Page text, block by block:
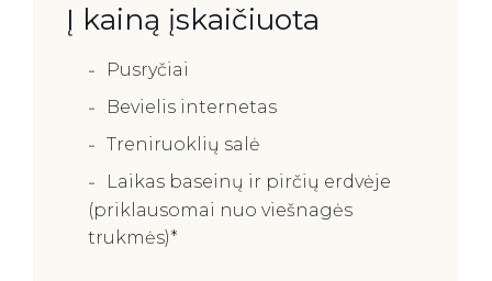
Į kainą įskaičiuota
Pusryčiai
Bevielis internetas
Treniruoklių salė
Laikas baseinų ir pirčių erdvėje
(priklausomai nuo viešnagės
trukmės)*